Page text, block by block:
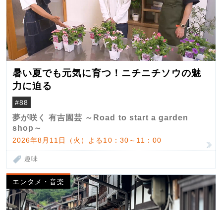
暑い夏でも元気に育つ！ニチニチソウの魅
力に迫る
#88
夢が咲く 有吉園芸 ～Road to start a garden
shop～
2026年8月11日（火）よる10：30～11：00
趣味
エンタメ・音楽